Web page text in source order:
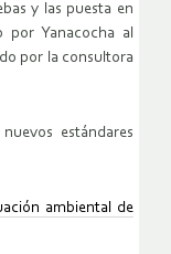
y las puesta en
por Yanacocha al
por la consultora
estándares
ambiental de